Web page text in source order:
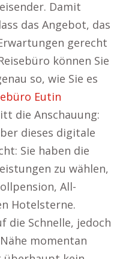
Damit
das Angebot, das
gerecht
können Sie
so, wie Sie es
Eutin
die Anschauung:
dieses digitale
Sie haben die
zu wählen,
All-
Hotelsterne.
die Schnelle, jedoch
momentan